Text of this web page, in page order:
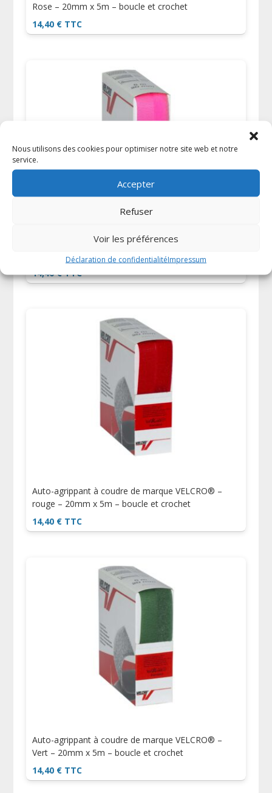
Nous utilisons des cookies pour optimiser notre site web et notre
service.
Accepter
Refuser
Voir les préférences
Déclaration de confidentialitéImpressum
Rose – 20mm x 5m – boucle et crochet
14,40 € TTC
Auto-agrippant à coudre de marque VELCRO® –
rose fluo – 20mm x 5m – boucle et crochet
14,40€ TTC
Auto-agrippant à coudre de marque VELCRO® –
rouge – 20mm x 5m – boucle et crochet
14,40 € TTC
Auto-agrippant à coudre de marque VELCRO® –
Vert – 20mm x 5m – boucle et crochet
14,40 € TTC